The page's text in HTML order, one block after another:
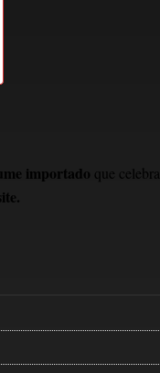
importado que celebra